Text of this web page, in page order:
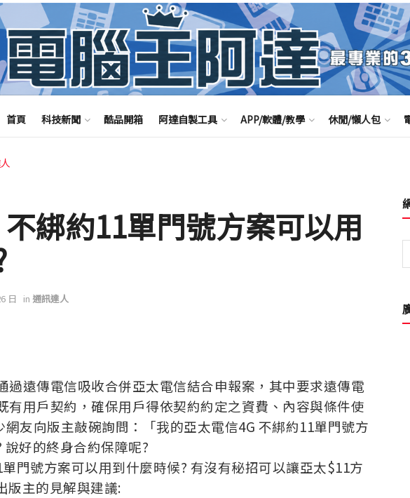
首頁 科技新聞 酷品開箱 阿達自製工具 APP/軟體/教學 休閒/懶人包
綁約11單門號方案可以用
日 in 通訊達人
過遠傳電信吸收合併亞太電信結合申報案，其中要求遠傳電
有用戶契約，確保用戶得依契約約定之資費、內容與條件使
友向版主敲碗詢問：「我的亞太電信4G 不綁約11單門號方
好的終身合約保障呢?
門號方案可以用到什麼時候? 有沒有秘招可以讓亞太$11方
版主的見解與建議: